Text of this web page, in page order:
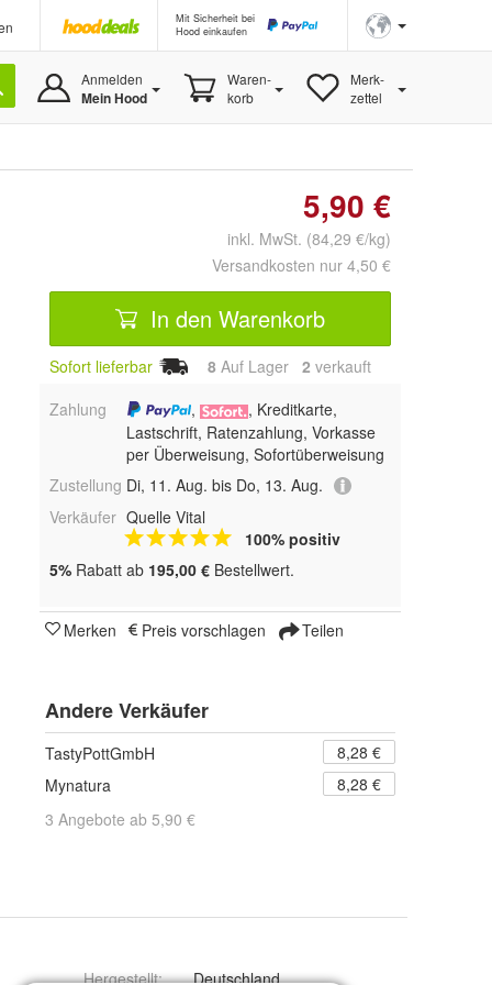
Mit Sicherheit bei
Hood einkaufen
Anmelden
Mein Hood
Waren-
korb
Merk-
zettel
5,90 €
inkl. MwSt. (84,29 €/kg)
Versandkosten nur 4,50 €
In den Warenkorb
Sofort lieferbar 8 Auf Lager 2 verkauft
Zahlung
,
, Kreditkarte,
Lastschrift, Ratenzahlung, Vorkasse
per Überweisung, Sofortüberweisung
Zustellung Di, 11. Aug. bis Do, 13. Aug.
Verkäufer Quelle Vital
100% positiv
5% Rabatt ab 195,00 € Bestellwert.
Merken Preis vorschlagen Teilen
Andere Verkäufer
TastyPottGmbH
8,28 €
Mynatura
8,28 €
3 Angebote ab 5,90 €
Hergestellt: Deutschland